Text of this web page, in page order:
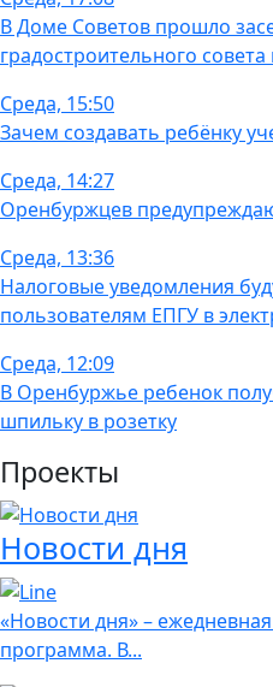
В Доме Советов прошло
градостроительного
Среда, 15:50
Зачем создавать ребёнку
Среда, 14:27
Оренбуржцев
Среда, 13:36
Налоговые уведомления
пользователям ЕПГУ в
Среда, 12:09
В Оренбуржье ребенок
шпильку в розетку
Проекты
Новости дня
«Новости дня» –
программа. В...